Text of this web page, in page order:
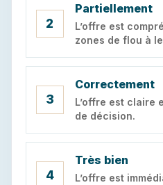
2
Partiellement
L’offre est
zones de flou à
3
Correctement
L’offre est claire
de décision.
4
Très bien
L’offre est